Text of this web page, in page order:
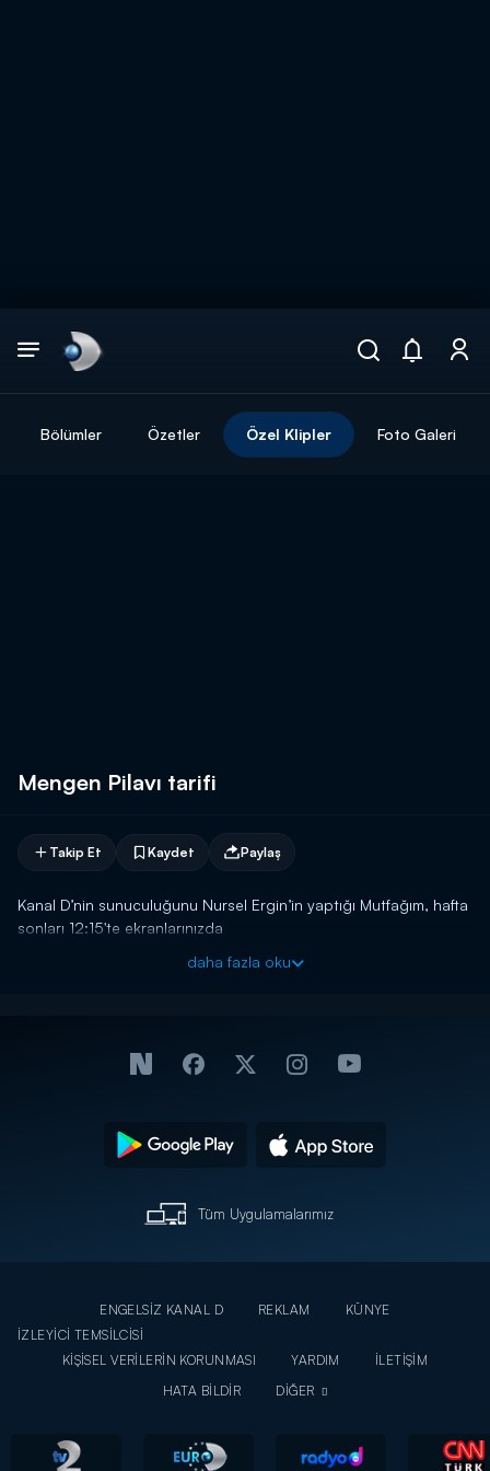
Bölümler Özetler Özel Klipler Foto Galeri
Mengen Pilavı tarifi
Takip Et Kaydet Paylaş
Kanal D’nin sunuculuğunu Nursel Ergin’in yaptığı Mutfağım, hafta
sonları 12:15'te ekranlarınızda
daha fazla oku
Tüm Uygulamalarımız
ENGELSİZ KANAL D REKLAM
KÜNYE
İZLEYİCİ TEMSİLCİSİ
KİŞİSEL VERİLERİN KORUNMASI
YARDIM
İLETİŞİM
HATA BİLDİR
DİĞER